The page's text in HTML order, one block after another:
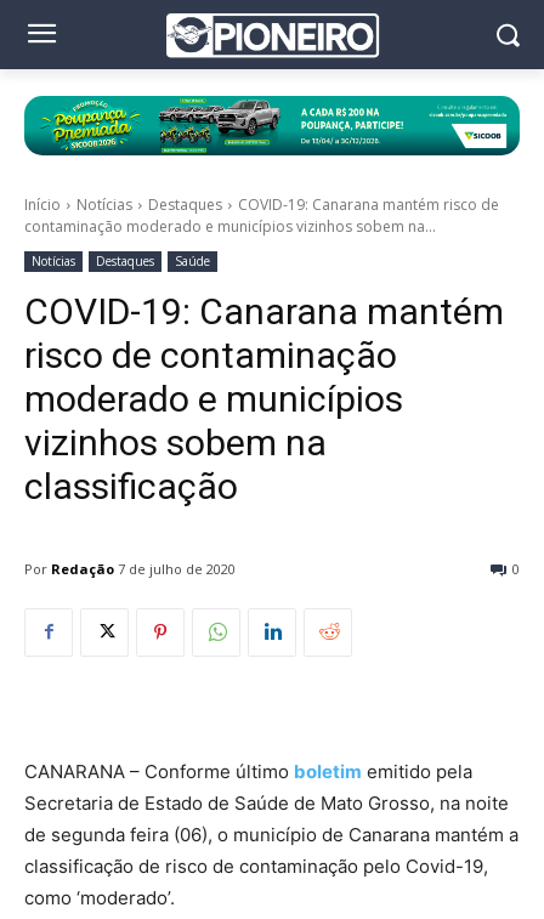
Início Notícias Destaques
COVID-19: Canarana mantém risco de
contaminação moderado e municípios vizinhos sobem na...
Notícias Destaques Saúde
COVID-19: Canarana mantém
risco de contaminação
moderado e municípios
vizinhos sobem na
classificação
Por Redação 0
7 de julho de 2020
CANARANA – Conforme último boletim emitido pela
Secretaria de Estado de Saúde de Mato Grosso, na noite
de segunda feira (06), o município de Canarana mantém a
classificação de risco de contaminação pelo Covid-19,
como ‘moderado’.